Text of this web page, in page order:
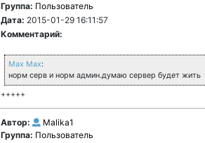
Группа: Пользователь
Дата: 2015-01-29 16:11:57
Комментарий:
Max Max:
норм серв и норм админ.думаю сервер будет жить
+++++
Автор:
Malika1
Группа: Пользователь